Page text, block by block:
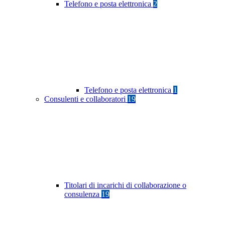
Telefono e posta elettronica 2
Telefono e posta elettronica 1
Consulenti e collaboratori 19
Titolari di incarichi di collaborazione o
consulenza 19